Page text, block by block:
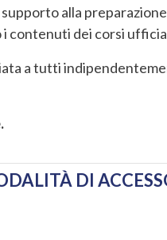
alla
contenuti dei corsi
a tutti
DI